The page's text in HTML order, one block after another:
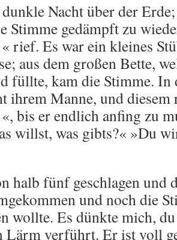
Nacht über der
Stimme gedämpft zu
rief. Es war ein kleines
aus dem großen Bette,
füllte, kam die Stimme. In
ihrem Manne, und
bis er endlich anfing zu
willst, was gibts?« »Du
halb fünf geschlagen und
und noch die
wollte. Es dünkte mich,
Lärm verführt. Er ist voll